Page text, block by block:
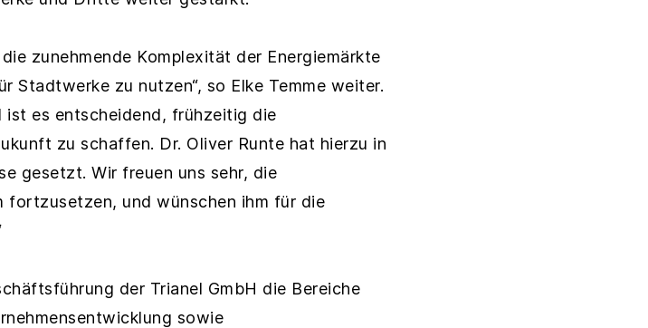
zunehmende Komplexität der Energiemärkte
Stadtwerke zu nutzen“, so Elke Temme weiter.
ist es entscheidend, frühzeitig die
zu schaffen. Dr. Oliver Runte hat hierzu in
gesetzt. Wir freuen uns sehr, die
fortzusetzen, und wünschen ihm für die
der Trianel GmbH die Bereiche
sowie